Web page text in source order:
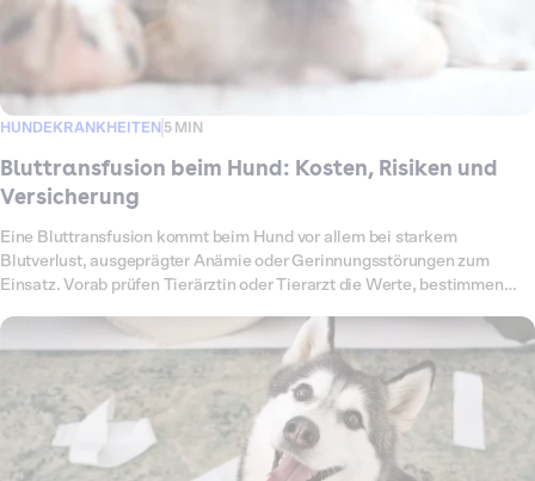
HUNDEKRANKHEITEN 5 MIN
Bluttransfusion beim Hund: Kosten, Risiken und
Versicherung
Eine Bluttransfusion kommt beim Hund vor allem bei starkem
Blutverlust, ausgeprägter Anämie oder Gerinnungsstörungen zum
Einsatz. Vorab prüfen Tierärztin oder Tierarzt die Werte, bestimmen
der Infusion engmaschig. Das Verfahren ist aufwendig, da Diagnostik,
Auswahl des Blutprodukts, die eigentliche Übertragung und die
Nachsorge sicher koordiniert werden müssen. Entsprechend variieren
die Kosten je nach Klinik, GOT-Faktor, Blutmenge und notwendiger
stationärer Betreuung.